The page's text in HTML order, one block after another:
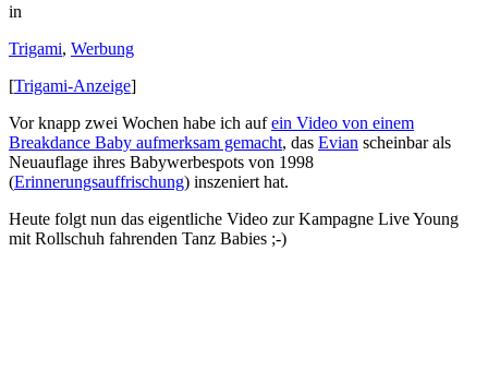
in
Trigami, Werbung
[Trigami-Anzeige]
Vor knapp zwei Wochen habe ich aufein Video von einem
Breakdance Baby aufmerksam gemacht, das Evian scheinbar als
Neuauflage ihres Babywerbespots von 1998
(Erinnerungsauffrischung) inszeniert hat.
Heute folgt nun das eigentliche Video zur Kampagne Live Young
mit Rollschuh fahrenden Tanz Babies ;-)